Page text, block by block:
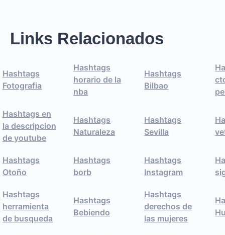
Links Relacionados
Hashtags
Fotografia
Hashtags
horario de la
nba
Hashtags
Bilbao
Hashtags en
la descripcion
de youtube
Hashtags
Naturaleza
Hashtags
Sevilla
Hashtags
Otoño
Hashtags
borb
Hashtags
Instagram
Hashtags
herramienta
de busqueda
Hashtags
Bebiendo
Hashtags
derechos de
las mujeres